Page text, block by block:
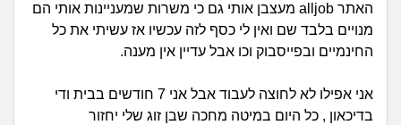
מתבגרים
לימודים וסטודנטים
האתר alljob מעצבן אותי גם כי משרות שמעניינות אותי הם
מנויים בלבד שם ואין לי כסף לזה עכשיו אז עשיתי את כל
החינמיים ובפייסבוק וכו אבל עדיין אין מענה.
אני אפילו לא לחוצה לעבוד אבל אני 7 חודשים בבית ודי
בדיכאון , כל היום במיטה מחכה שבן זוג שלי יחזור